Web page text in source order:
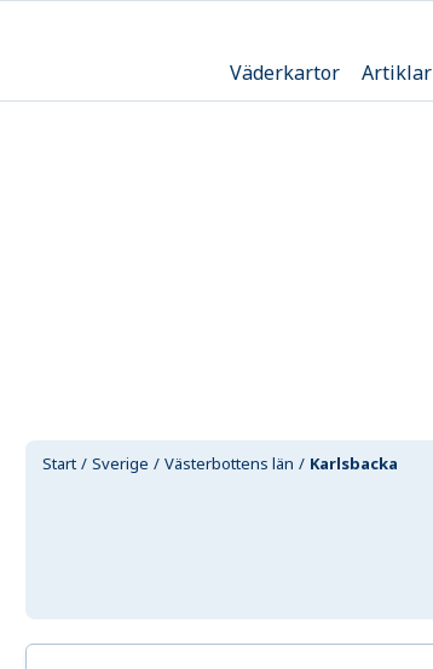
Väderkartor Artiklar
Start Sverige Västerbottens län
Karlsbacka